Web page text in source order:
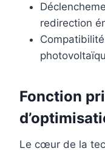
redirection
Fonction
Le cœur de la